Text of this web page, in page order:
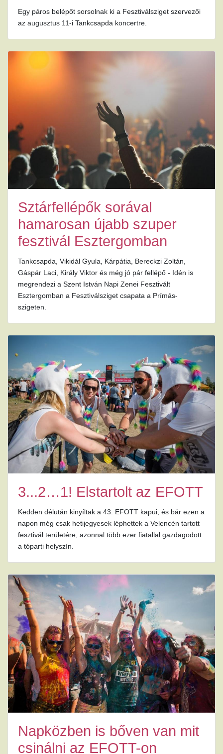
Egy páros belépőt sorsolnak ki a Fesztiválsziget szervezői
az augusztus 11-i Tankcsapda koncertre.
Sztárfellépők sorával
hamarosan újabb szuper
fesztivál Esztergomban
Tankcsapda, Vikidál Gyula, Kárpátia, Bereckzi Zoltán,
Gáspár Laci, Király Viktor és még jó pár fellépő - Idén is
megrendezi a Szent István Napi Zenei Fesztivált
Esztergomban a Fesztiválsziget csapata a Prímás-
szigeten.
3...2…1! Elstartolt az EFOTT
Kedden délután kinyíltak a 43. EFOTT kapui, és bár ezen a
napon még csak hetijegyesek léphettek a Velencén tartott
fesztivál területére, azonnal több ezer fiatallal gazdagodott
a tóparti helyszín.
Napközben is bőven van mit
csinálni az EFOTT-on